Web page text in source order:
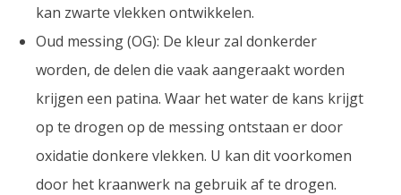
kan zwarte vlekken ontwikkelen.
Oud messing (OG): De kleur zal donkerder
worden, de delen die vaak aangeraakt worden
krijgen een patina. Waar het water de kans krijgt
op te drogen op de messing ontstaan er door
oxidatie donkere vlekken. U kan dit voorkomen
door het kraanwerk na gebruik af te drogen.